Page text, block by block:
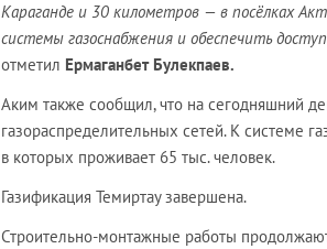
Караганде и 30 километров — в посёлках
системы газоснабжения и обеспечить
отметил Ермаганбет Булекпаев.
Аким также сообщил, что на сегодняшний
газораспределительных сетей. К системе
в которых проживает 65 тыс. человек.
Газификация Темиртау завершена.
Строительно-монтажные работы